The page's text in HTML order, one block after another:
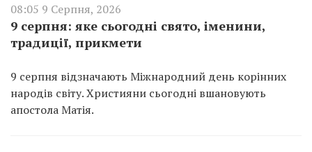
08:05 9 Серпня, 2026
9 серпня: яке сьогодні свято, іменини,
традиції, прикмети
9 серпня відзначають Міжнародний день корінних
народів світу. Християни сьогодні вшановують
апостола Матія.